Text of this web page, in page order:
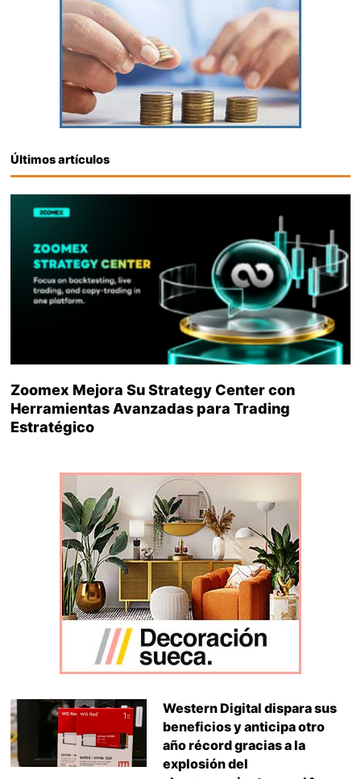
Últimos artículos
Zoomex Mejora Su Strategy Center con
Herramientas Avanzadas para Trading
Estratégico
Western Digital dispara sus
beneficios y anticipa otro
año récord gracias a la
explosión del